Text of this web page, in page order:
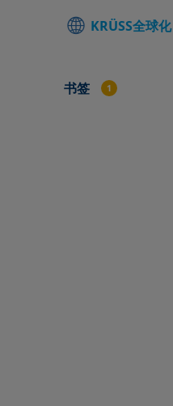
KRÜSS全球化
书签 1